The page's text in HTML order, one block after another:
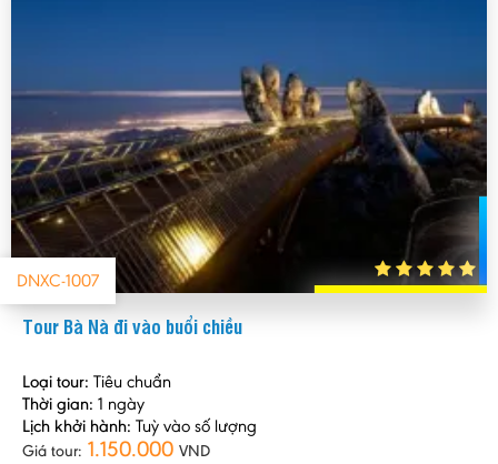
DNXC-1007
Tour Bà Nà đi vào buổi chiều
Loại tour: Tiêu chuẩn
Thời gian: 1 ngày
Lịch khởi hành: Tuỳ vào số lượng
Giá tour: 1.150.000 VND